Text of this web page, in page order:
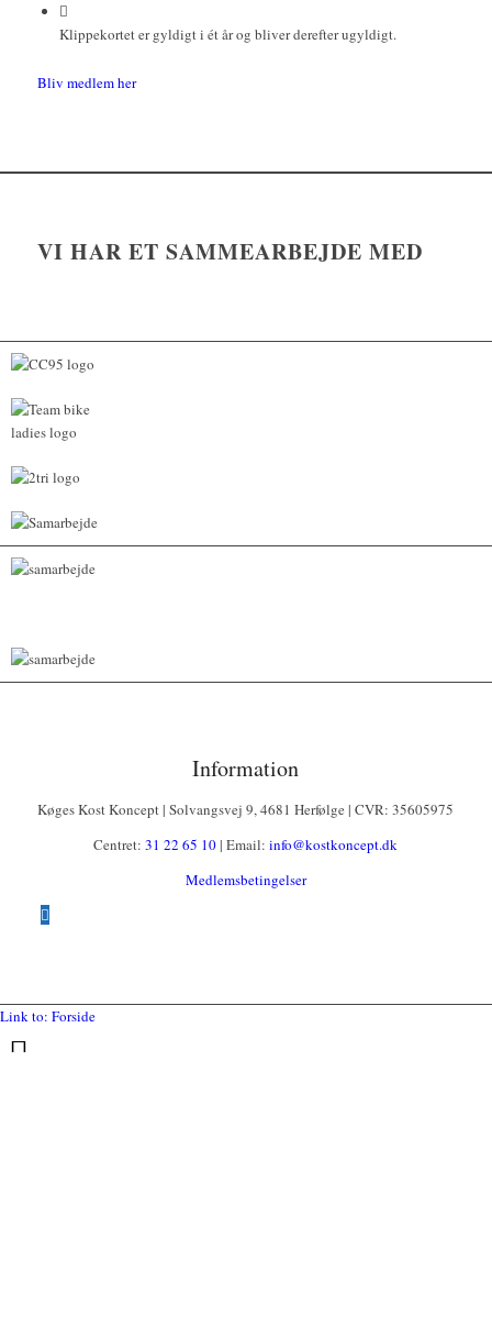
Klippekortet er gyldigt i ét år og bliver derefter ugyldigt.
Bliv medlem her
VI HAR ET SAMMEARBEJDE MED
Information
Køges Kost Koncept | Solvangsvej 9, 4681 Herfølge | CVR: 35605975
Centret:31 22 65 10| Email:info@kostkoncept.dk
Medlemsbetingelser
Link to: Forside